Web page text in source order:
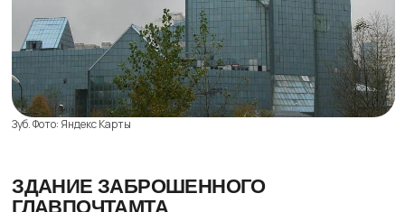
возведено в 1912 году по проекту архитектора
Оскара Мунца. Сегодня этот исторический
памятник имеет статус объекта культурного
наследия регионального значения. Сейчас
в здании ведутся реставрационные работы.